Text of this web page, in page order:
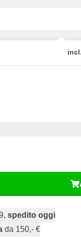
spedito oggi
da 150,- €